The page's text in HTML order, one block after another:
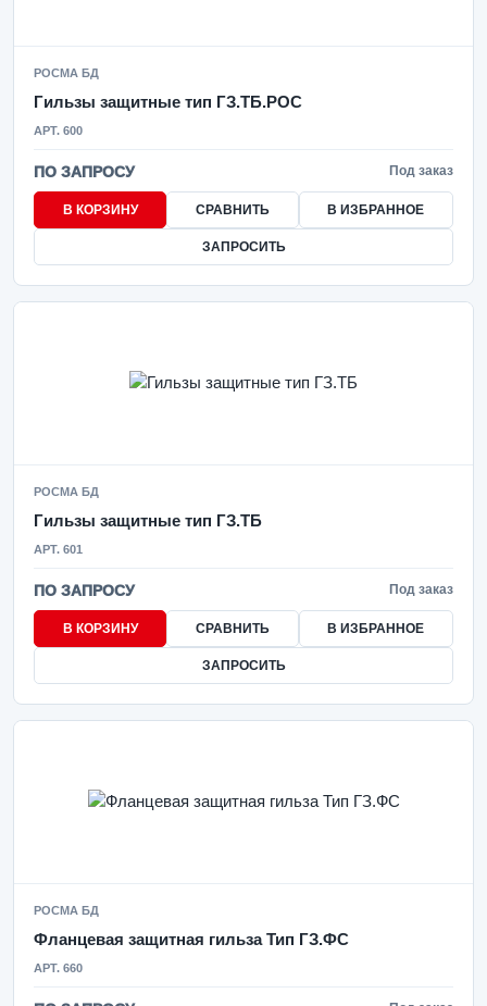
РОСМА БД
Гильзы защитные тип ГЗ.ТБ.РОС
АРТ. 600
ПО ЗАПРОСУ Под заказ
В КОРЗИНУ СРАВНИТЬ В ИЗБРАННОЕ
ЗАПРОСИТЬ
РОСМА БД
Гильзы защитные тип ГЗ.ТБ
АРТ. 601
ПО ЗАПРОСУ Под заказ
В КОРЗИНУ СРАВНИТЬ В ИЗБРАННОЕ
ЗАПРОСИТЬ
РОСМА БД
Фланцевая защитная гильза Тип ГЗ.ФС
АРТ. 660